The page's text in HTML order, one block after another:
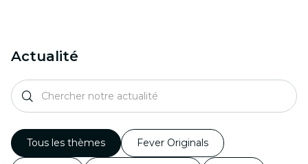
Actualité
Tous les thèmes Fever Originals